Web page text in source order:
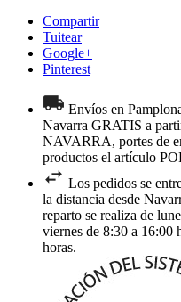
Compartir
Tuitear
Google+
Pinterest
Envíos en
Navarra GRATIS a
NAVARRA, portes de
productos el artículo
Los pedidos se
la distancia desde
reparto se realiza de
viernes de 8:30 a 16:00
horas.